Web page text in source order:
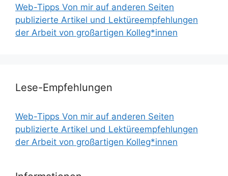
Web-Tipps Von mir auf anderen Seiten
publizierte Artikel und Lektüreempfehlungen
der Arbeit von großartigen Kolleg*innen
Lese-Empfehlungen
Web-Tipps Von mir auf anderen Seiten
publizierte Artikel und Lektüreempfehlungen
der Arbeit von großartigen Kolleg*innen